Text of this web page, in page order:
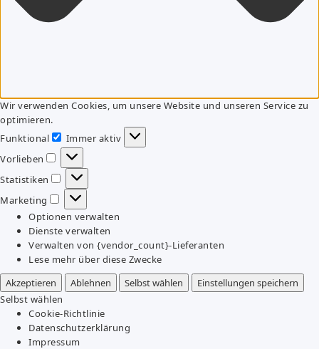
Wir verwenden Cookies, um unsere Website und unseren Service zu
optimieren.
Funktional
Funktional
Immer aktiv
Vorlieben
Vorlieben
Statistiken
Statistiken
Marketing
Marketing
Optionen verwalten
Dienste verwalten
Verwalten von {vendor_count}-Lieferanten
Lese mehr über diese Zwecke
Akzeptieren
Ablehnen Selbst wählen
Einstellungen speichern
Selbst wählen
Cookie-Richtlinie
Datenschutzerklärung
Impressum